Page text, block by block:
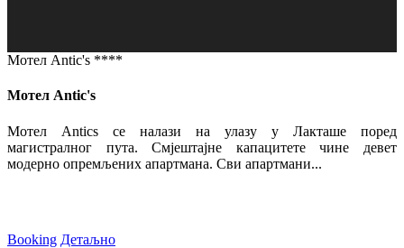
Мотел Antic's ****
Мотел Antic's
Мотел Antics се налази на улазу у Лакташе поред
магистралног пута. Смјештајне капацитете чине девет
модерно опремљених апартмана. Сви апартмани...
Booking Детаљно